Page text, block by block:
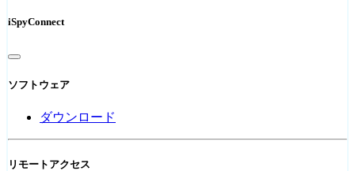
iSpyConnect
ソフトウェア
ダウンロード
リモートアクセス